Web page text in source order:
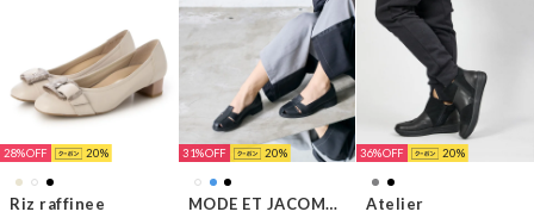
28% 20
Riz raffinee
31% 20
MODE ET JACOMO D'ICI
36% 20
Atelier